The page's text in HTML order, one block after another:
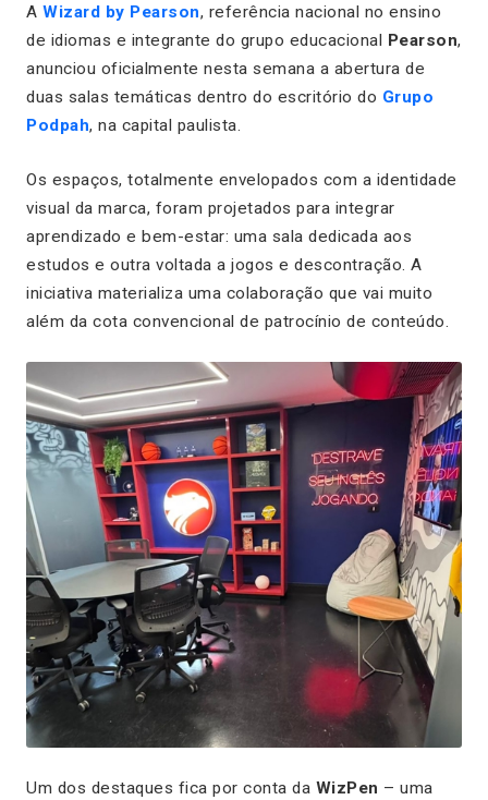
A Wizard by Pearson, referência nacional no ensino
de idiomas e integrante do grupo educacional Pearson,
anunciou oficialmente nesta semana a abertura de
duas salas temáticas dentro do escritório do Grupo
Podpah, na capital paulista.
Os espaços, totalmente envelopados com a identidade
visual da marca, foram projetados para integrar
aprendizado e bem-estar: uma sala dedicada aos
estudos e outra voltada a jogos e descontração. A
iniciativa materializa uma colaboração que vai muito
além da cota convencional de patrocínio de conteúdo.
Um dos destaques fica por conta da WizPen – uma